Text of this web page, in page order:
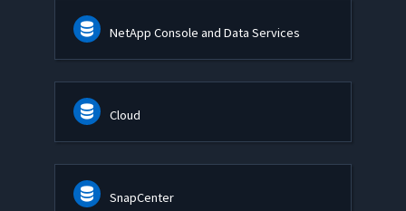
NetApp Console and Data Services
Cloud
SnapCenter